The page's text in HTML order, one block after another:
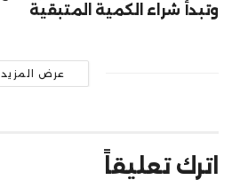
وتبدأ شراء الكمية المتبقية
عرض المزيد
اترك تعليقاً